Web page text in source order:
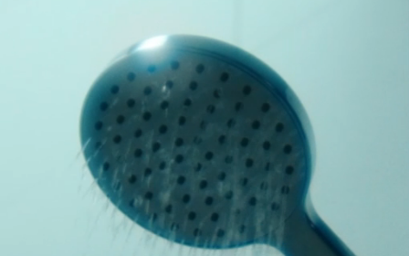
Användarprofil
Mina enheter
Mina beställningar
Mina adresser
Mina prenumerationer
FAQ™ Pure Beauty-Tech Elixir
BREAKING NEWS
issa™ Teeth Whitening Set
Deutsch
Español
Italiano
Português
Svenska
Русский
简体中文 繁體中文